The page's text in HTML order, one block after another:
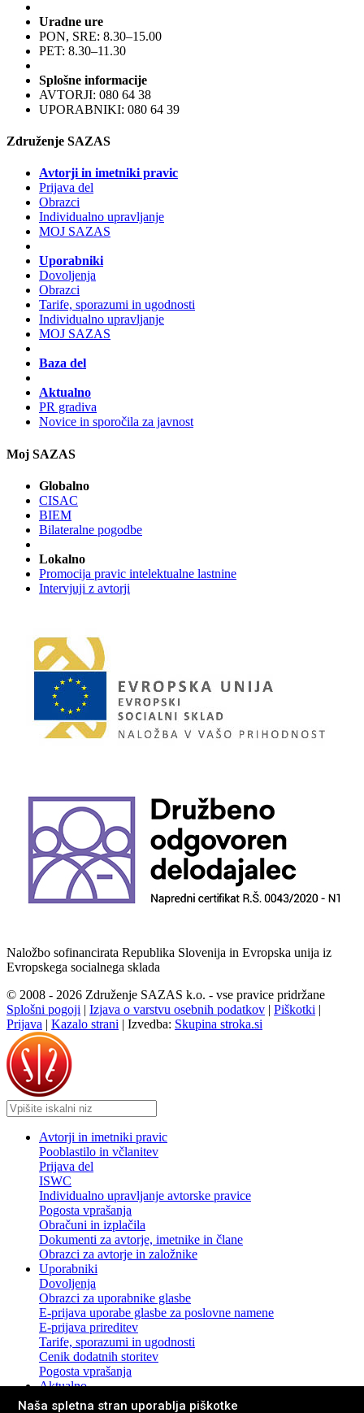
Uradne ure
PON, SRE: 8.30–15.00
PET: 8.30–11.30
Splošne informacije
AVTORJI: 080 64 38
UPORABNIKI: 080 64 39
Združenje SAZAS
Avtorji in imetniki pravic
Prijava del
Obrazci
Individualno upravljanje
MOJ SAZAS
Uporabniki
Dovoljenja
Obrazci
Tarife, sporazumi in ugodnosti
Individualno upravljanje
MOJ SAZAS
Baza del
Aktualno
PR gradiva
Novice in sporočila za javnost
Moj SAZAS
Globalno
CISAC
BIEM
Bilateralne pogodbe
Lokalno
Promocija pravic intelektualne lastnine
Intervjuji z avtorji
Naložbo sofinancirata Republika Slovenija in Evropska unija iz
Evropskega socialnega sklada
© 2008 - 2026 Združenje SAZAS k.o. - vse pravice pridržane
Splošni pogoji | Izjava o varstvu osebnih podatkov | Piškotki |
Prijava | Kazalo strani | Izvedba: Skupina stroka.si
Avtorji in imetniki pravic
Pooblastilo in včlanitev
Prijava del
ISWC
Individualno upravljanje avtorske pravice
Pogosta vprašanja
Obračuni in izplačila
Dokumenti za avtorje, imetnike in člane
Obrazci za avtorje in založnike
Uporabniki
Dovoljenja
Obrazci za uporabnike glasbe
E-prijava uporabe glasbe za poslovne namene
E-prijava prireditev
Tarife, sporazumi in ugodnosti
Cenik dodatnih storitev
Pogosta vprašanja
Aktualno
Novice in sporočila za javnost
Naša spletna stran uporablja piškotke